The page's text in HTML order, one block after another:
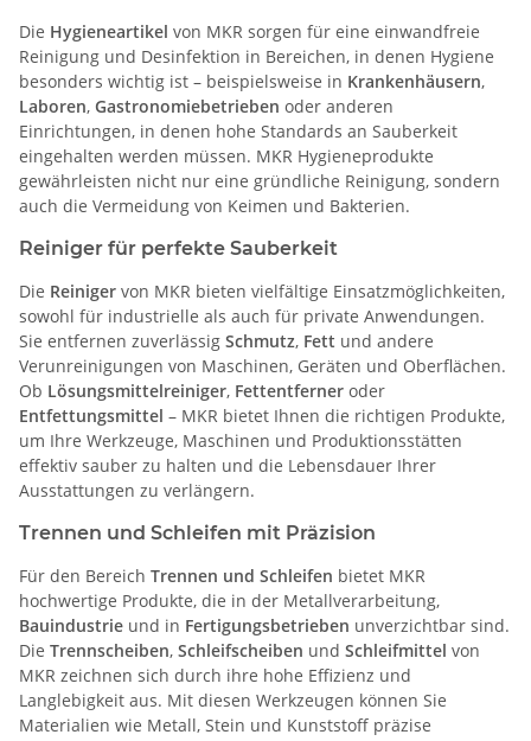
Die Hygieneartikel von MKR sorgen für eine einwandfreie
Reinigung und Desinfektion in Bereichen, in denen Hygiene
besonders wichtig ist – beispielsweise in Krankenhäusern,
Laboren, Gastronomiebetrieben oder anderen
Einrichtungen, in denen hohe Standards an Sauberkeit
eingehalten werden müssen. MKR Hygieneprodukte
gewährleisten nicht nur eine gründliche Reinigung, sondern
auch die Vermeidung von Keimen und Bakterien.
Reiniger für perfekte Sauberkeit
Die Reiniger von MKR bieten vielfältige Einsatzmöglichkeiten,
sowohl für industrielle als auch für private Anwendungen.
Sie entfernen zuverlässig Schmutz, Fett und andere
Verunreinigungen von Maschinen, Geräten und Oberflächen.
Ob Lösungsmittelreiniger, Fettentferner oder
Entfettungsmittel – MKR bietet Ihnen die richtigen Produkte,
um Ihre Werkzeuge, Maschinen und Produktionsstätten
effektiv sauber zu halten und die Lebensdauer Ihrer
Ausstattungen zu verlängern.
Trennen und Schleifen mit Präzision
Für den Bereich Trennen und Schleifen bietet MKR
hochwertige Produkte, die in der Metallverarbeitung,
Bauindustrie und in Fertigungsbetrieben unverzichtbar sind.
Die Trennscheiben, Schleifscheiben und Schleifmittel von
MKR zeichnen sich durch ihre hohe Effizienz und
Langlebigkeit aus. Mit diesen Werkzeugen können Sie
Materialien wie Metall, Stein und Kunststoff präzise